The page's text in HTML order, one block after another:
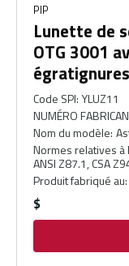
PIP
Lunette de
OTG 3001
Code SPI: YLUZ11
NUMÉRO
Nom du modèle:
Normes relatives à
ANSI Z87.1, CSA
Produit fabriqué au:
$